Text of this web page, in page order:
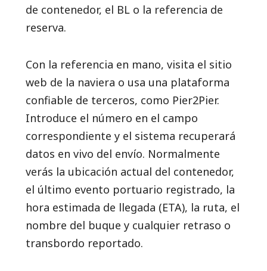
de contenedor, el BL o la referencia de
reserva.
Con la referencia en mano, visita el sitio
web de la naviera o usa una plataforma
confiable de terceros, como Pier2Pier.
Introduce el número en el campo
correspondiente y el sistema recuperará
datos en vivo del envío. Normalmente
verás la ubicación actual del contenedor,
el último evento portuario registrado, la
hora estimada de llegada (ETA), la ruta, el
nombre del buque y cualquier retraso o
transbordo reportado.